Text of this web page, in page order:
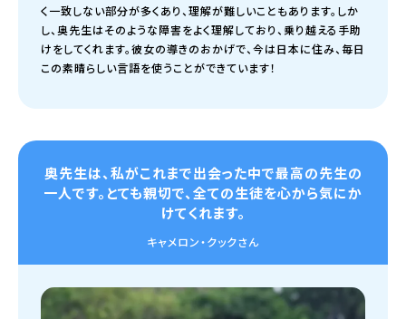
く一致しない部分が多くあり、理解が難しいこともあります。しか
し、奥先生はそのような障害をよく理解しており、乗り越える手助
けをしてくれます。彼女の導きのおかげで、今は日本に住み、毎日
この素晴らしい言語を使うことができています！
奥先生は、私がこれまで出会った中で最高の先生の
一人です。 とても親切で、全ての生徒を心から気にか
けてくれます。
キャメロン・クックさん